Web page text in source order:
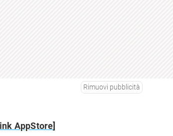
Rimuovi pubblicità
AppStore]